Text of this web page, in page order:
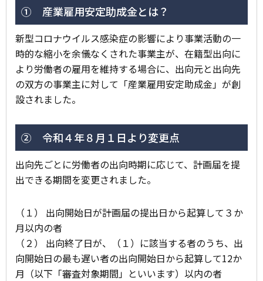
① 産業雇用安定助成金とは？
新型コロナウイルス感染症の影響により事業活動の一
時的な縮小を余儀なくされた事業主が、在籍型出向に
より労働者の雇用を維持する場合に、出向元と出向先
の双方の事業主に対して「産業雇用安定助成金」が創
設されました。
② 令和４年８月１日より変更点
出向先ごとに労働者の出向時期に応じて、計画届を提
出できる期間を変更されました。
（１） 出向開始日が計画届の提出日から起算して３か
月以内の者
（２） 出向終了日が、（１）に該当する者のうち、出
向開始日の最も遅い者の出向開始日から起算して12か
月（以下「審査対象期間」といいます）以内の者